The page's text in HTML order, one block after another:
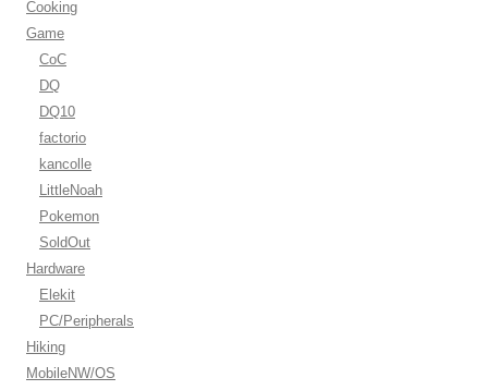
Cooking
Game
CoC
DQ
DQ10
factorio
kancolle
LittleNoah
Pokemon
SoldOut
Hardware
Elekit
PC/Peripherals
Hiking
MobileNW/OS